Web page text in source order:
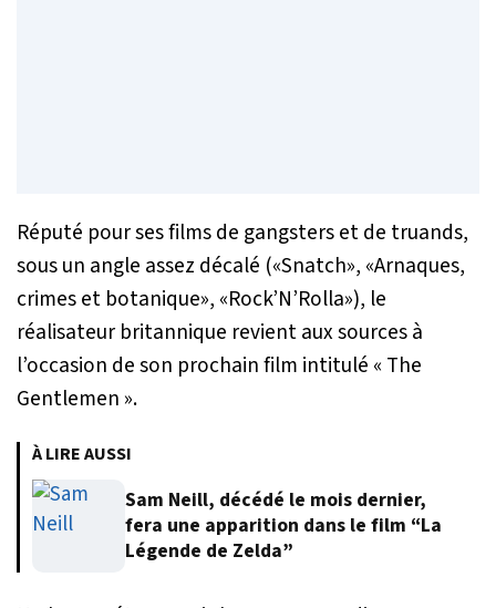
Réputé pour ses films de gangsters et de truands,
sous un angle assez décalé («Snatch», «Arnaques,
crimes et botanique», «Rock’N’Rolla»), le
réalisateur britannique revient aux sources à
l’occasion de son prochain film intitulé « The
Gentlemen ».
À LIRE AUSSI
Sam Neill, décédé le mois dernier,
fera une apparition dans le film “La
Légende de Zelda”